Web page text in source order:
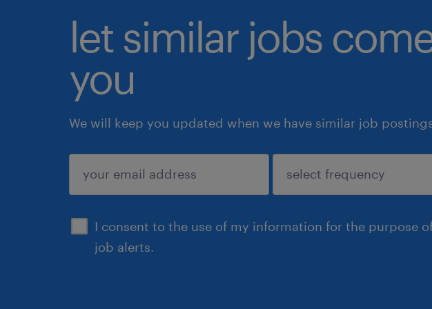
les
vie
en
let similar jobs
you
We will keep you updated when we have similar job
I consent to the use of my information for the purpose
job alerts.
submit